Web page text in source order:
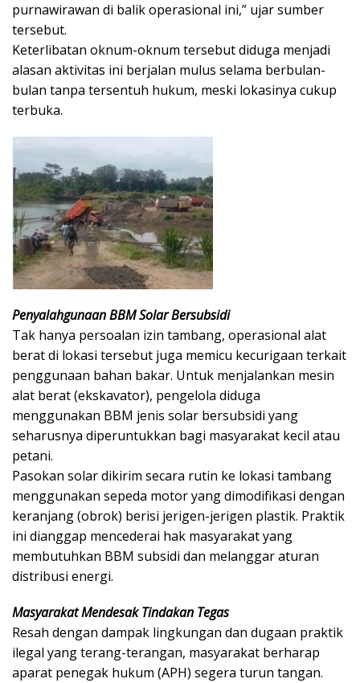
purnawirawan di balik operasional ini,” ujar sumber
tersebut.
​Keterlibatan oknum-oknum tersebut diduga menjadi
alasan aktivitas ini berjalan mulus selama berbulan-
bulan tanpa tersentuh hukum, meski lokasinya cukup
terbuka.
​Penyalahgunaan BBM Solar Bersubsidi
​Tak hanya persoalan izin tambang, operasional alat
berat di lokasi tersebut juga memicu kecurigaan terkait
penggunaan bahan bakar. Untuk menjalankan mesin
alat berat (ekskavator), pengelola diduga
menggunakan BBM jenis solar bersubsidi yang
seharusnya diperuntukkan bagi masyarakat kecil atau
petani.
​Pasokan solar dikirim secara rutin ke lokasi tambang
menggunakan sepeda motor yang dimodifikasi dengan
keranjang (obrok) berisi jerigen-jerigen plastik. Praktik
ini dianggap mencederai hak masyarakat yang
membutuhkan BBM subsidi dan melanggar aturan
distribusi energi.
​Masyarakat Mendesak Tindakan Tegas
​Resah dengan dampak lingkungan dan dugaan praktik
ilegal yang terang-terangan, masyarakat berharap
aparat penegak hukum (APH) segera turun tangan.